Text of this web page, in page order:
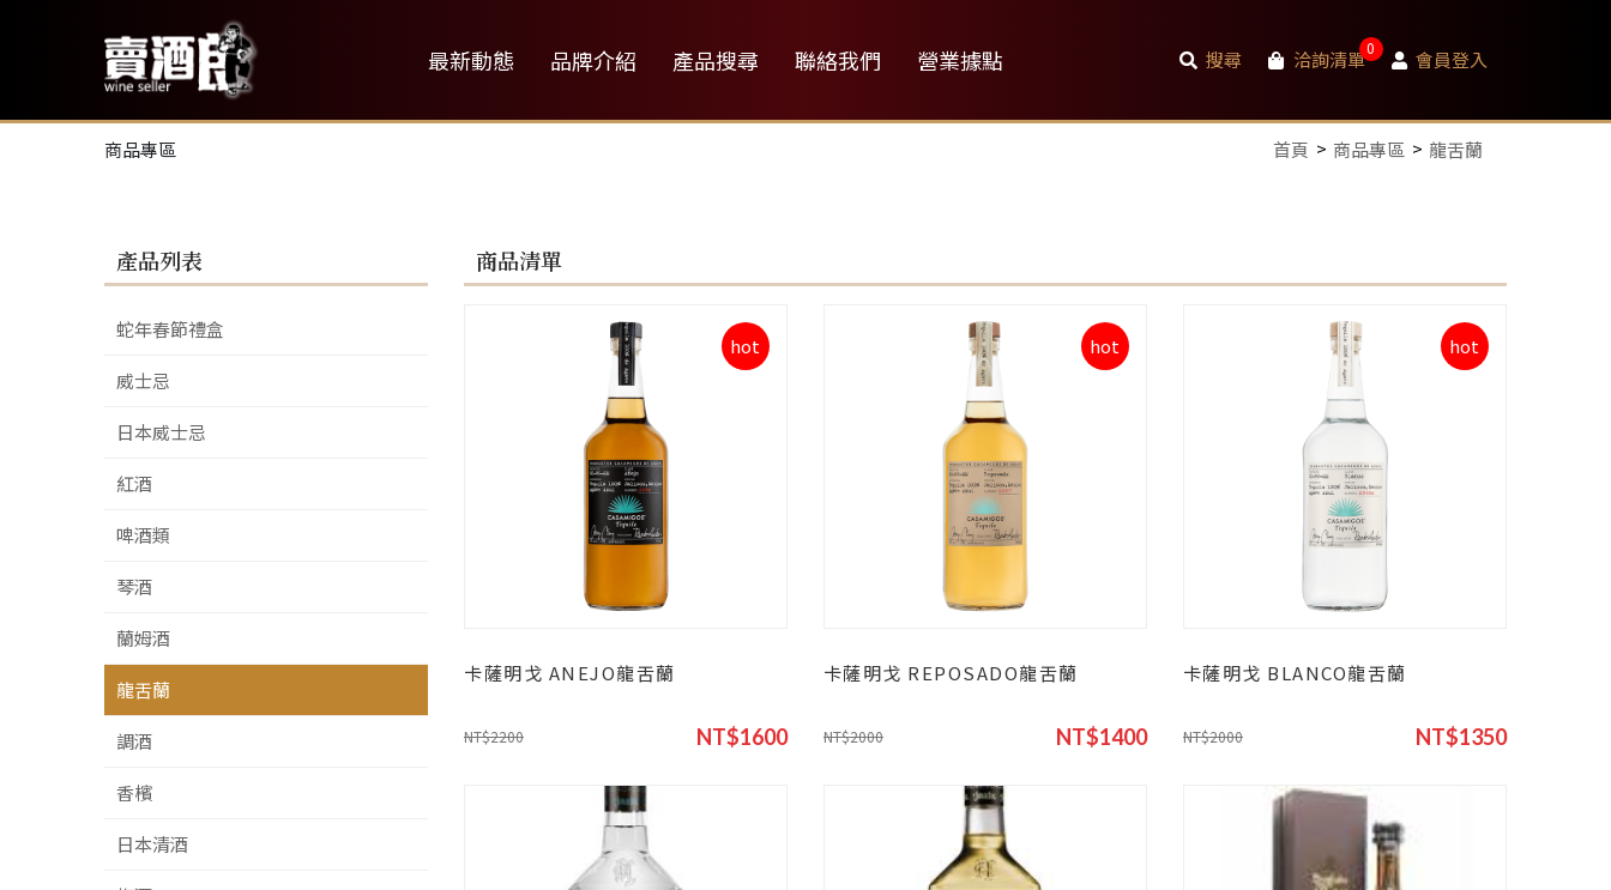
最新動態 品牌介紹 產品搜尋 聯絡我們 營業據點 搜尋 洽詢清單0 會員登入
商品專區 首頁 商品專區 龍舌蘭
產品列表
蛇年春節禮盒
威士忌
日本威士忌
紅酒
啤酒類
琴酒
蘭姆酒
龍舌蘭
調酒
香檳
日本清酒
商品清單
hot
卡薩明戈 ANEJO龍舌蘭
NT$2200 NT$1600
hot
卡薩明戈 REPOSADO龍舌蘭
NT$2000 NT$1400
hot
卡薩明戈 BLANCO龍舌蘭
NT$2000 NT$1350